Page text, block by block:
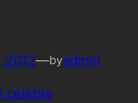
2012—byadmin
celebre